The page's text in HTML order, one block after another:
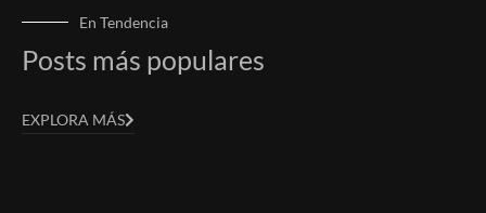
En Tendencia
Posts más populares
EXPLORA MÁS